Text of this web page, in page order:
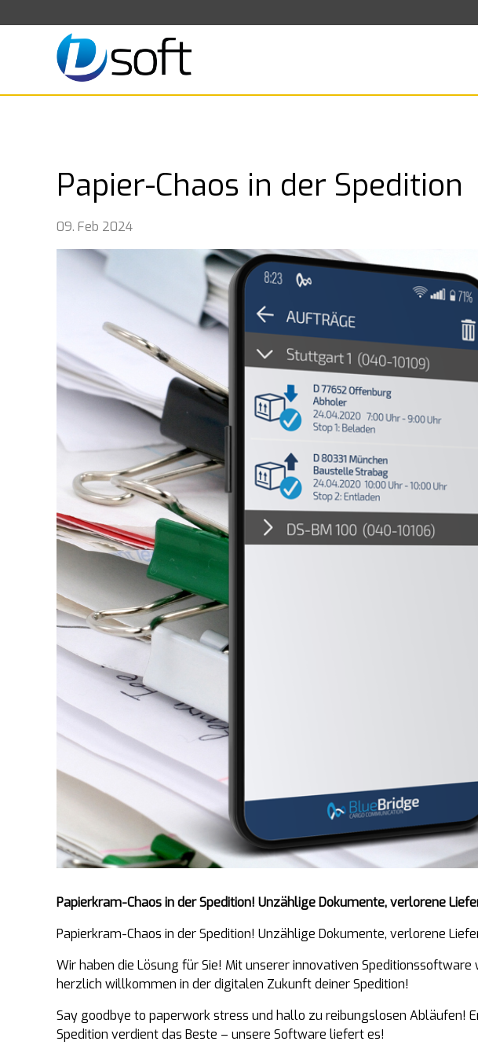
Papier-Chaos in der Spedition
09. Feb 2024
Papierkram-Chaos in der Spedition! Unzählige Dokumente, verlorene
Papierkram-Chaos in der Spedition! Unzählige Dokumente, verlorene
Wir haben die Lösung für Sie! Mit unserer innovativen
herzlich willkommen in der digitalen Zukunft deiner Spedition!
Say goodbye to paperwork stress und hallo zu reibungslosen Abläufen!
Spedition verdient das Beste – unsere Software liefert es!